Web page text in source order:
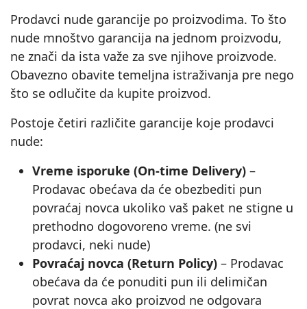
Prodavci nude garancije po proizvodima. To što
nude mnoštvo garancija na jednom proizvodu,
ne znači da ista važe za sve njihove proizvode.
Obavezno obavite temeljna istraživanja pre nego
što se odlučite da kupite proizvod.
Postoje četiri različite garancije koje prodavci
nude:
Vreme isporuke (On‑time Delivery) –
Prodavac obećava da će obezbediti pun
povraćaj novca ukoliko vaš paket ne stigne u
prethodno dogovoreno vreme. (ne svi
prodavci, neki nude)
Povraćaj novca (Return Policy) – Prodavac
obećava da će ponuditi pun ili delimičan
povrat novca ako proizvod ne odgovara